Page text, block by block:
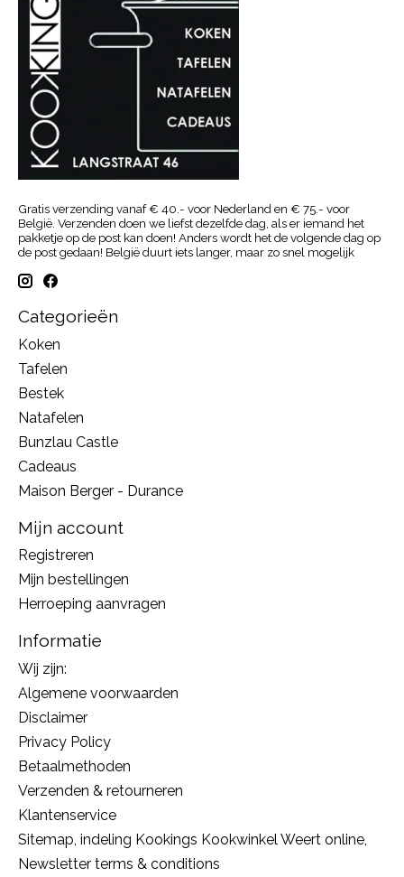
Gratis verzending vanaf € 40.- voor Nederland en € 75.- voor
België. Verzenden doen we liefst dezelfde dag, als er iemand het
pakketje op de post kan doen! Anders wordt het de volgende dag op
de post gedaan! België duurt iets langer, maar zo snel mogelijk
Categorieën
Koken
Tafelen
Bestek
Natafelen
Bunzlau Castle
Cadeaus
Maison Berger - Durance
Mijn account
Registreren
Mijn bestellingen
Herroeping aanvragen
Informatie
Wij zijn:
Algemene voorwaarden
Disclaimer
Privacy Policy
Betaalmethoden
Verzenden & retourneren
Klantenservice
Sitemap, indeling Kookings Kookwinkel Weert online,
Newsletter terms & conditions